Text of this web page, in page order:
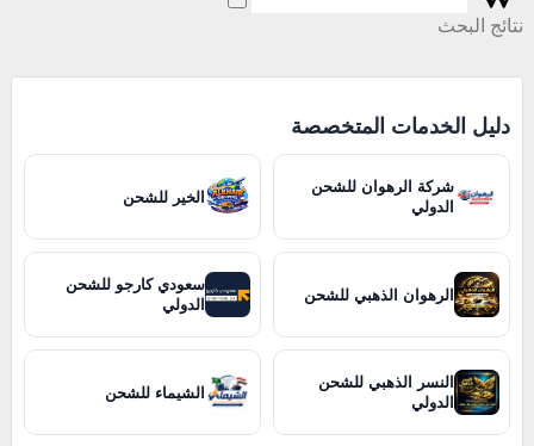
نتائج البحث
دليل الخدمات المتخصصة
شركة الرهوان للشحن
الدولي
الخير للشحن
الرهوان الذهبي للشحن
سعودي كارجو للشحن
الدولي
النسر الذهبي للشحن
الدولي
الشيماء للشحن